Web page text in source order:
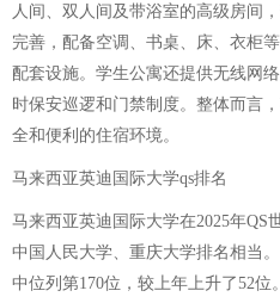
人间、双人间及带浴室的高级房间
完善，配备空调、书桌、床、衣柜
配套设施。学生公寓还提供无线网
时保安巡逻和门禁制度。整体而言
全和便利的住宿环境。
马来西亚英迪国际大学qs排名
马来西亚英迪国际大学在2025年QS
中国人民大学、重庆大学排名相当
中位列第170位，较上年上升了52